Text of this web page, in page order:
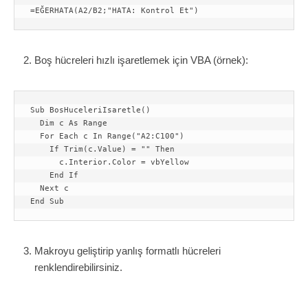
Boş hücreleri hızlı işaretlemek için VBA (örnek):
Sub BosHuceleriIsaretle()
Makroyu geliştirip yanlış formatlı hücreleri
renklendirebilirsiniz.